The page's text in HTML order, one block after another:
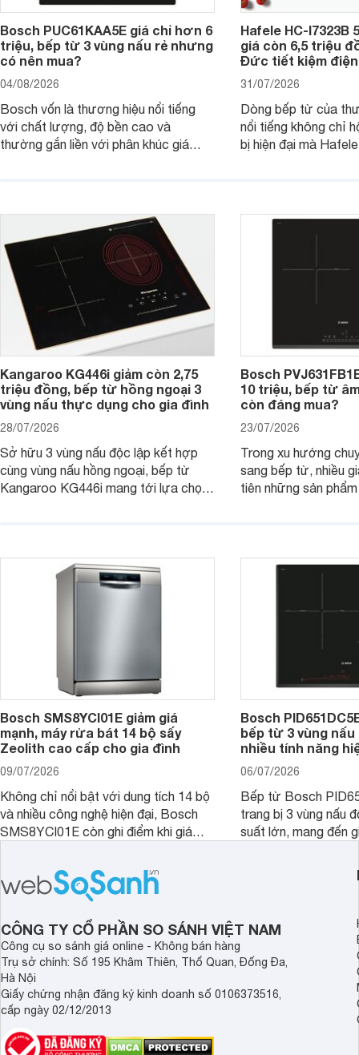
Bosch PUC61KAA5E giá chỉ hơn 6
triệu, bếp từ 3 vùng nấu rẻ nhưng
có nên mua?
04/08/2026
Bosch vốn là thương hiệu nổi tiếng
với chất lượng, độ bền cao và
thường gắn liền với phân khúc giá
đơn vị phân phối với mức giá khá dễ
tiếp cận, thu hút sự quan tâm của
nhiều người tiêu dùng.
Hafele HC-I7323B
giá còn 6,5 triệu
Đức tiết kiệm
31/07/2026
Dòng bếp từ của
nổi tiếng không chỉ
bị hiện đại mà
gia đình.
Kangaroo KG446i giảm còn 2,75
triệu đồng, bếp từ hồng ngoại 3
vùng nấu thực dụng cho gia đình
28/07/2026
Sở hữu 3 vùng nấu độc lập kết hợp
cùng vùng nấu hồng ngoại, bếp từ
Kangaroo KG446i mang tới lựa chọn
nhiều cửa hàng, đại lý.
Bosch
10 triệu, bếp từ
còn đáng mua?
23/07/2026
Trong xu hướng
sang bếp từ, nhiều
tiên những sản
mẫu bếp đáp ứng
Bosch SMS8YCI01E giảm giá
mạnh, máy rửa bát 14 bộ sấy
Zeolith cao cấp cho gia đình
09/07/2026
Không chỉ nổi bật với dung tích 14 bộ
và nhiều công nghệ hiện đại, Bosch
SMS8YCI01E còn ghi điểm khi giá
thời điểm mới mở bán, mang lại tỷ lệ
giá trị/chi phí hấp dẫn hơn cho người
dùng đang tìm kiếm một mẫu máy rửa
bát cao cấp.
Bosch
bếp từ 3 vùng
nhiều tính năng
06/07/2026
Bếp từ Bosch
trang bị 3 vùng nấu
suất lớn, mang đến
CÔNG TY CỔ PHẦN SO SÁNH VIỆT NAM
Công cụ so sánh giá online - Không bán hàng
Trụ sở chính: Số 195 Khâm Thiên, Thổ Quan, Đống Đa,
Hà Nội
Giấy chứng nhận đăng ký kinh doanh số 0106373516,
cấp ngày 02/12/2013